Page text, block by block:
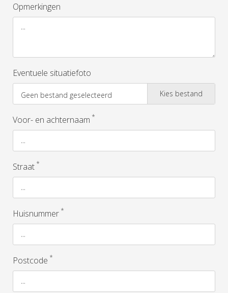
Opmerkingen
Eventuele situatiefoto
Geen bestand geselecteerd Kies bestand
Voor- en achternaam *
Straat *
Huisnummer *
Postcode *